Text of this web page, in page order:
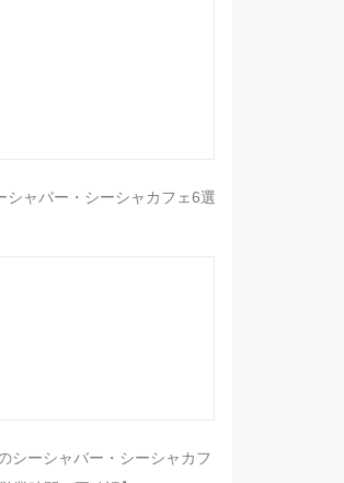
シャバー・シーシャカフェ6選
シーシャバー・シーシャカフ